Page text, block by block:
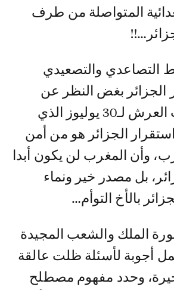
المتواصلة من طرف
التصاعدي والتصعيدي
الجزائر بغض النظر عن
مضمون خطاب العرش لـ30 يوليوز الذي
الجزائر هو من أمن
وأن المغرب لن يكون أبدا
بل مصدر خير ونماء
بالأخ التوأم…
الملك والشعب المجيدة
أجوبة لأسئلة ظلت عالقة
وحدد مفهوم مصطلح